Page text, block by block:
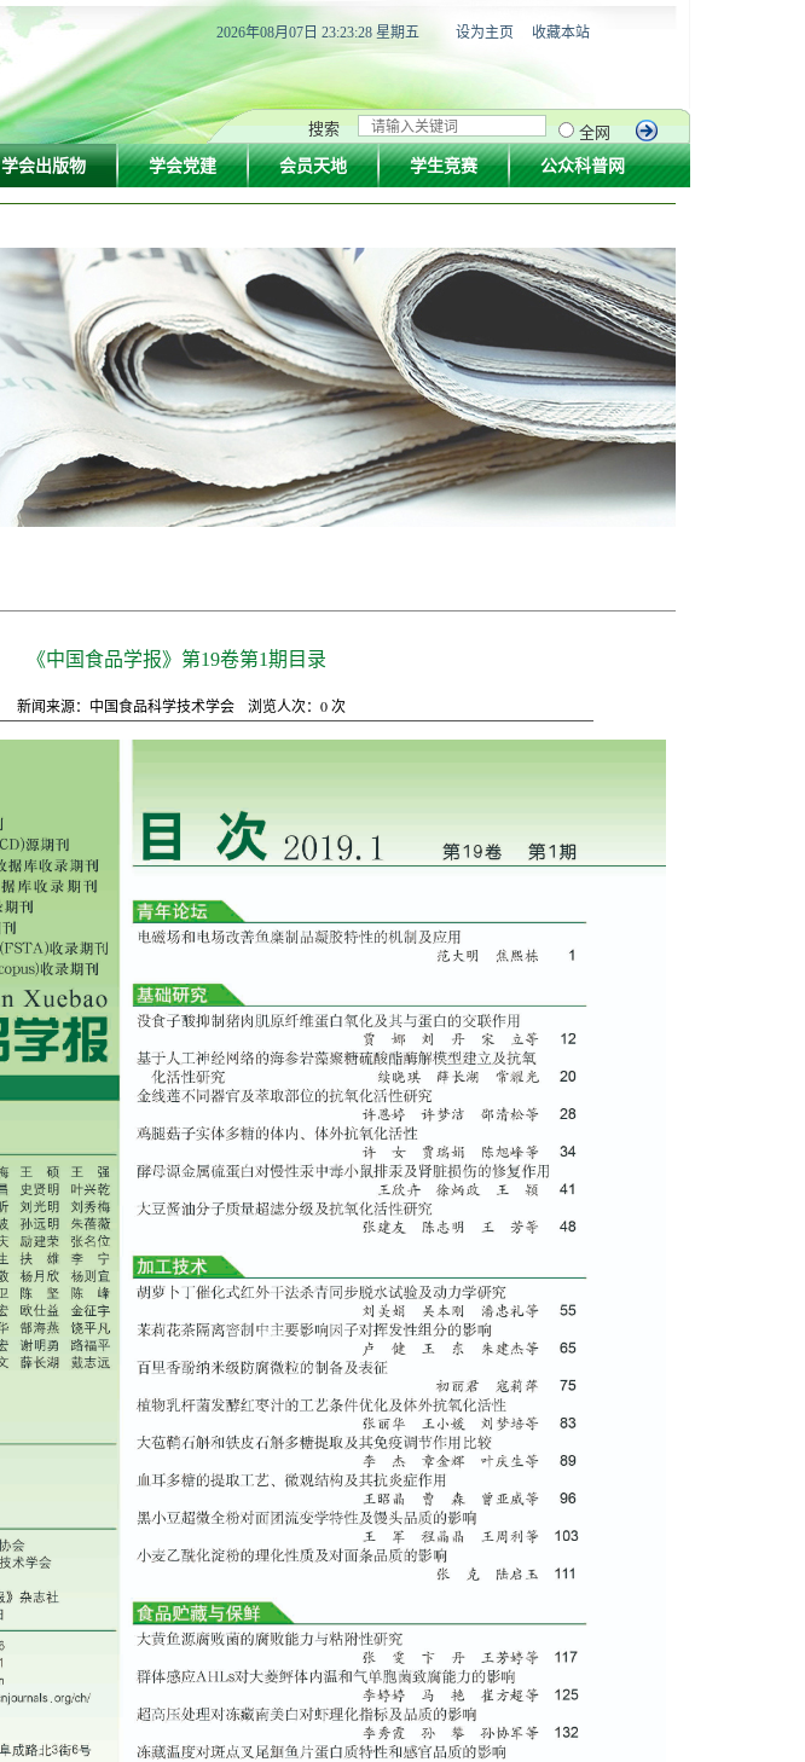
2026年08月07日 23:23:29 星期五 设为主页 收藏本站
搜索
全网
学会出版物 学会党建 会员天地 学生竞赛 公众科普网
《中国食品学报》第19卷第1期目录
新闻来源：中国食品科学技术学会 浏览人次： 0次